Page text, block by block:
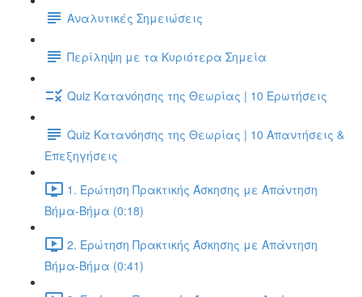
Αναλυτικές Σημειώσεις
Περίληψη με τα Κυριότερα Σημεία
Quiz Κατανόησης της Θεωρίας | 10 Ερωτήσεις
Quiz Κατανόησης της Θεωρίας | 10 Απαντήσεις &
Επεξηγήσεις
1. Ερώτηση Πρακτικής Άσκησης με Απάντηση
Βήμα-Βήμα (0:18)
2. Ερώτηση Πρακτικής Άσκησης με Απάντηση
Βήμα-Βήμα (0:41)